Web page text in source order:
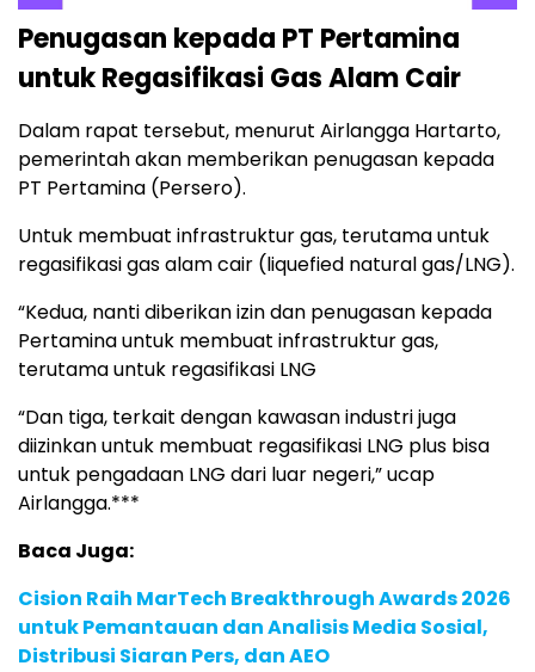
Penugasan kepada PT Pertamina
untuk Regasifikasi Gas Alam Cair
Dalam rapat tersebut, menurut Airlangga Hartarto,
pemerintah akan memberikan penugasan kepada
PT Pertamina (Persero).
Untuk membuat infrastruktur gas, terutama untuk
regasifikasi gas alam cair (liquefied natural gas/LNG).
“Kedua, nanti diberikan izin dan penugasan kepada
Pertamina untuk membuat infrastruktur gas,
terutama untuk regasifikasi LNG
“Dan tiga, terkait dengan kawasan industri juga
diizinkan untuk membuat regasifikasi LNG plus bisa
untuk pengadaan LNG dari luar negeri,” ucap
Airlangga.***
Baca Juga:
Cision Raih MarTech Breakthrough Awards 2026
untuk Pemantauan dan Analisis Media Sosial,
Distribusi Siaran Pers, dan AEO